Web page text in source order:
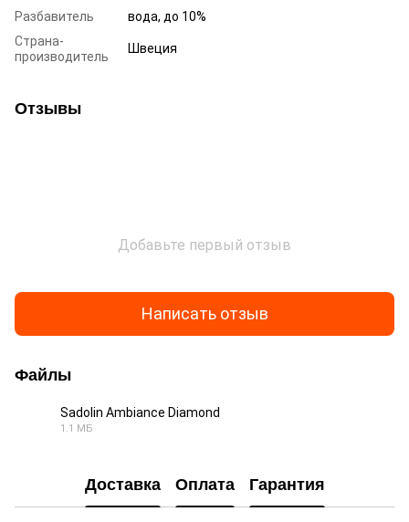
Разбавитель
вода, до 10%
Страна-
производитель
Швеция
Отзывы
Добавьте первый отзыв
Написать отзыв
Файлы
Sadolin Ambiance Diamond
1.1 МБ
Доставка Оплата Гарантия